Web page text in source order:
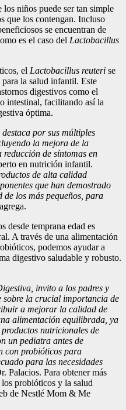
niños puede ser tan simple
que los contengan. Incluso
se encuentran de
es el caso del Lactobacillus
el Lactobacillus reuteri se
la salud infantil. Este
digestivos como el
intestinal, facilitando así la
óptima.
destaca por sus múltiples
la mejora de la
de síntomas en
en nutrición infantil.
de alta calidad
que han demostrado
los más pequeños, para
desde temprana edad es
A través de una alimentación
podemos ayudar a
digestivo saludable y robusto.
invito a los padres y
sobre la crucial importancia de
a mejorar la calidad de
alimentación equilibrada, ya
nutricionales de
un pediatra antes de
con probióticos para
para las necesidades
Palacios. Para obtener más
probióticos y la salud
de Nestlé Mom & Me